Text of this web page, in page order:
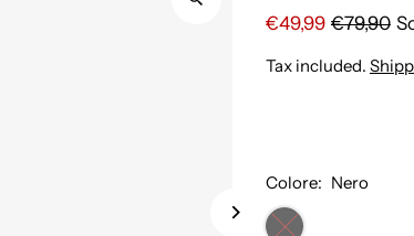
€49,99 €79,90
Tax included.
Colore: Nero